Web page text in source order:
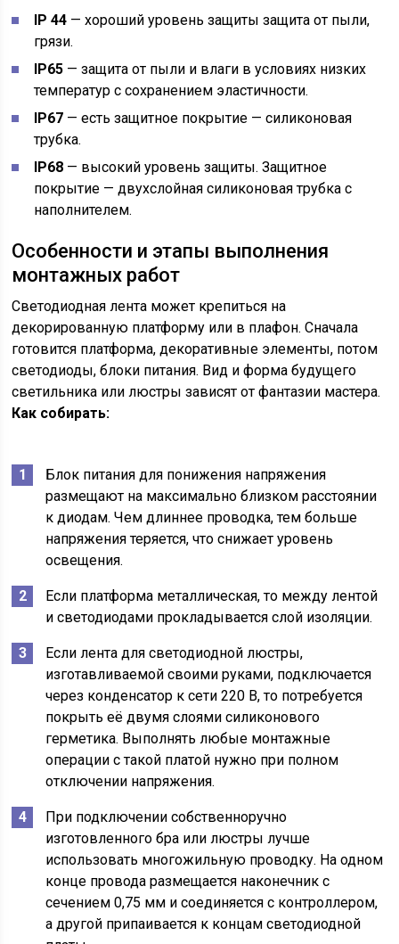
IP 44 — хороший уровень защиты защита от пыли,
грязи.
IP65 — защита от пыли и влаги в условиях низких
температур с сохранением эластичности.
IP67 — есть защитное покрытие — силиконовая
трубка.
IP68 — высокий уровень защиты. Защитное
покрытие — двухслойная силиконовая трубка с
наполнителем.
Особенности и этапы выполнения
монтажных работ
Светодиодная лента может крепиться на
декорированную платформу или в плафон. Сначала
готовится платформа, декоративные элементы, потом
светодиоды, блоки питания. Вид и форма будущего
светильника или люстры зависят от фантазии мастера.
Как собирать:
Блок питания для понижения напряжения
размещают на максимально близком расстоянии
к диодам. Чем длиннее проводка, тем больше
напряжения теряется, что снижает уровень
освещения.
Если платформа металлическая, то между лентой
и светодиодами прокладывается слой изоляции.
Если лента для светодиодной люстры,
изготавливаемой своими руками, подключается
через конденсатор к сети 220 В, то потребуется
покрыть её двумя слоями силиконового
герметика. Выполнять любые монтажные
операции с такой платой нужно при полном
отключении напряжения.
При подключении собственноручно
изготовленного бра или люстры лучше
использовать многожильную проводку. На одном
конце провода размещается наконечник с
сечением 0,75 мм и соединяется с контроллером,
а другой припаивается к концам светодиодной